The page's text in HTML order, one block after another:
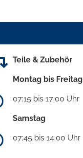
Teile & Zubehör
Montag bis Freitag
07:15 bis 17:00 Uhr
Samstag
07:45 bis 14:00 Uhr